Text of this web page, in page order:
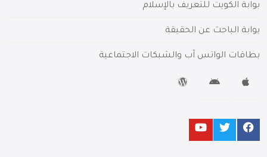
بوابة الكويت للتعريف بالإسلام
بوابة الباحث عن الحقيقة
بطاقات الواتس آب والشبكات الاجتماعية